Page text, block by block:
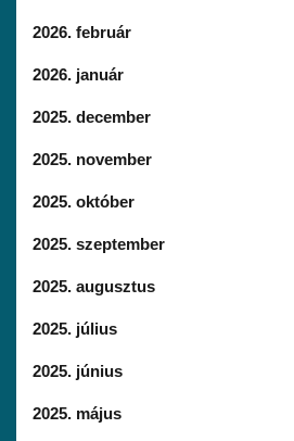
2026. február
2026. január
2025. december
2025. november
2025. október
2025. szeptember
2025. augusztus
2025. július
2025. június
2025. május